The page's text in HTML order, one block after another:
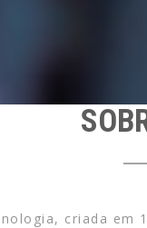
criada em